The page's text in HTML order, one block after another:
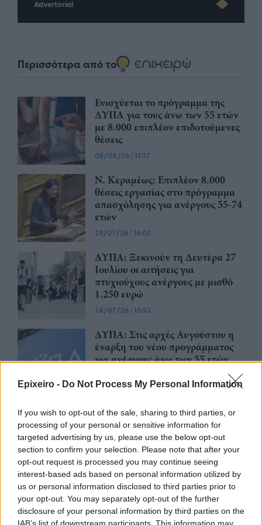
Epixeiro - Do Not Process My Personal Information
If you wish to opt-out of the sale, sharing to third parties, or
processing of your personal or sensitive information for
targeted advertising by us, please use the below opt-out
section to confirm your selection. Please note that after your
opt-out request is processed you may continue seeing
interest-based ads based on personal information utilized by
us or personal information disclosed to third parties prior to
your opt-out. You may separately opt-out of the further
disclosure of your personal information by third parties on the
Advertorial
Περισσότερα από το
Ενισχύεται το πρόγραμμα της
ΔΥΠΑ για τους άνω των 55 ετών
με 8.000 επιπλέον επιδοτούμενες
θέσεις
05/08/26 | 11:37
Ν. Κεραμέως: Επιπλέον 8.000
θέσεις εργασίας στο πρόγραμμα
απασχόλησης για ανέργους 55-74
ετών
29/07/26 | 16:02
ΔΥΠΑ: Ξεκινούν τη Δευτέρα 27
Ιουλίου οι αιτήσεις για
πτυχιούχους ανέργους με μισθό
1.250 ευρώ
24/07/26 | 15:53
ΔΥΠΑ: Στις αρχές Αυγούστου η
έναρξη του νέου προγράμματος
για ανέργους άνω των 55 ετών
ΥΠΑ: Ορκίστηκαν 45 νέοι
Ελεγκτές Εναέριας Κυκλοφορίας,
1 υπάλληλος Πληροφοριών
Πτήσεων Αεροδρομίου και 4
Οδηγοί
21/07/26|15:36
ΔΥΠΑ: Αναρτήθηκαν οι
προσωρινοί πίνακες κατάταξης
υποψηφίων για συμβάσεις